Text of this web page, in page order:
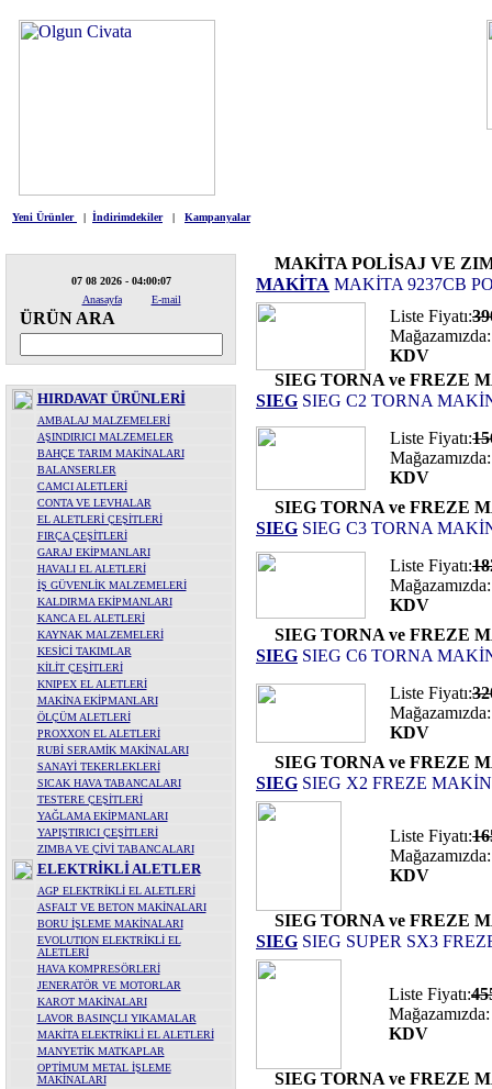
Yeni Ürünler | İndirimdekiler | Kampanyalar
07 08 2026 - 04:00:07
Anasayfa
E-mail
ÜRÜN ARA
HIRDAVAT ÜRÜNLERİ
AMBALAJ MALZEMELERİ
AŞINDIRICI MALZEMELER
BAHÇE TARIM MAKİNALARI
BALANSERLER
CAMCI ALETLERİ
CONTA VE LEVHALAR
EL ALETLERİ ÇEŞİTLERİ
FIRÇA ÇEŞİTLERİ
GARAJ EKİPMANLARI
HAVALI EL ALETLERİ
İŞ GÜVENLİK MALZEMELERİ
KALDIRMA EKİPMANLARI
KANCA EL ALETLERİ
KAYNAK MALZEMELERİ
KESİCİ TAKIMLAR
KİLİT ÇEŞİTLERİ
KNIPEX EL ALETLERİ
MAKİNA EKİPMANLARI
ÖLÇÜM ALETLERİ
PROXXON EL ALETLERİ
RUBİ SERAMİK MAKİNALARI
SANAYİ TEKERLEKLERİ
SICAK HAVA TABANCALARI
TESTERE ÇEŞİTLERİ
YAĞLAMA EKİPMANLARI
YAPIŞTIRICI ÇEŞİTLERİ
ZIMBA VE ÇİVİ TABANCALARI
ELEKTRİKLİ ALETLER
AGP ELEKTRİKLİ EL ALETLERİ
ASFALT VE BETON MAKİNALARI
BORU İŞLEME MAKİNALARI
EVOLUTION ELEKTRİKLİ EL
ALETLERİ
HAVA KOMPRESÖRLERİ
JENERATÖR VE MOTORLAR
KAROT MAKİNALARI
LAVOR BASINÇLI YIKAMALAR
MAKİTA ELEKTRİKLİ EL ALETLERİ
MANYETİK MATKAPLAR
OPTİMUM METAL İŞLEME
MAKİNALARI
MAKİTA POLİSAJ VE
MAKİTA MAKİTA 9237CB
Liste Fiyatı:
Mağazamızda:
KDV
SIEG TORNA ve FREZE
SIEG SIEG C2 TORNA
Liste Fiyatı:
Mağazamızda:
KDV
SIEG TORNA ve FREZE
SIEG SIEG C3 TORNA
Liste Fiyatı:
Mağazamızda:
KDV
SIEG TORNA ve FREZE
SIEG SIEG C6 TORNA
Liste Fiyatı:
Mağazamızda:
KDV
SIEG TORNA ve FREZE
SIEG SIEG X2 FREZE
Liste Fiyatı:
Mağazamızda:
KDV
SIEG TORNA ve FREZE
SIEG SIEG SUPER SX3
Liste Fiyatı:
Mağazamızda:
KDV
SIEG TORNA ve FREZE